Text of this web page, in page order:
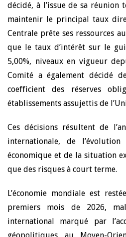
décidé, à l’issue de sa réunion
maintenir le principal taux
Centrale prête ses ressources
que le taux d’intérêt sur le
5,00%, niveaux en vigueur
Comité a également décidé
coefficient des réserves
établissements assujettis de
Ces décisions résultent de
internationale, de
économique et de la situation
que des risques à court terme.
L’économie mondiale est
premiers mois de 2026,
international marqué par